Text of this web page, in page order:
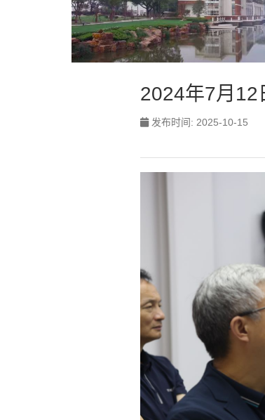
2024年7月12
发布时间: 2025-10-15